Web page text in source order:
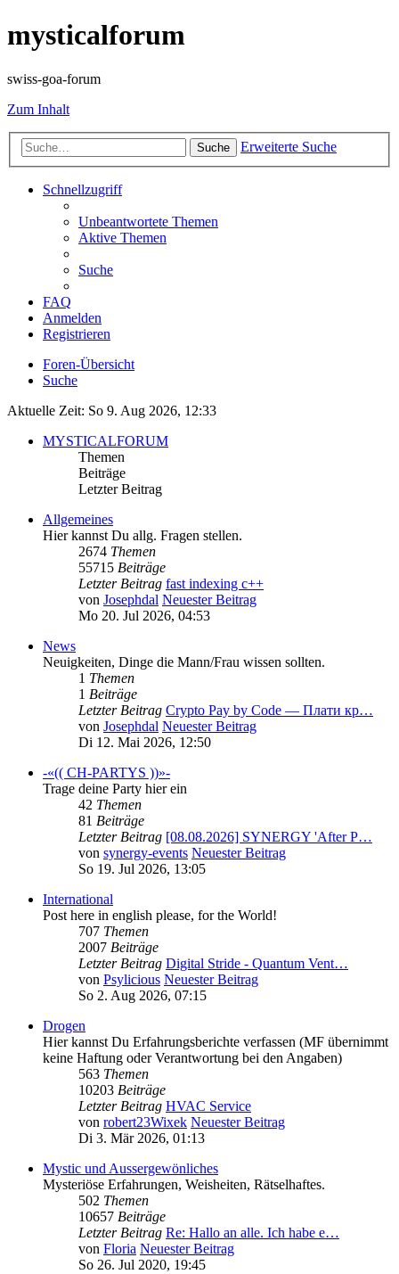
mysticalforum
swiss-goa-forum
Zum Inhalt
Suche Erweiterte Suche
Schnellzugriff
Unbeantwortete Themen
Aktive Themen
Suche
FAQ
Anmelden
Registrieren
Foren-Übersicht
Suche
Aktuelle Zeit: So 9. Aug 2026, 12:33
MYSTICALFORUM
Themen
Beiträge
Letzter Beitrag
Allgemeines
Hier kannst Du allg. Fragen stellen.
2674 Themen
55715 Beiträge
Letzter Beitrag fast indexing c++
von Josephdal Neuester Beitrag
Mo 20. Jul 2026, 04:53
News
Neuigkeiten, Dinge die Mann/Frau wissen sollten.
1 Themen
1 Beiträge
Letzter Beitrag Crypto Pay by Code — Плати кр…
von Josephdal Neuester Beitrag
Di 12. Mai 2026, 12:50
-«(( CH-PARTYS ))»-
Trage deine Party hier ein
42 Themen
81 Beiträge
Letzter Beitrag [08.08.2026] SYNERGY 'After P…
von synergy-events Neuester Beitrag
So 19. Jul 2026, 13:05
International
Post here in english please, for the World!
707 Themen
2007 Beiträge
Letzter Beitrag Digital Stride - Quantum Vent…
von Psylicious Neuester Beitrag
So 2. Aug 2026, 07:15
Drogen
Hier kannst Du Erfahrungsberichte verfassen (MF übernimmt
keine Haftung oder Verantwortung bei den Angaben)
563 Themen
10203 Beiträge
Letzter Beitrag HVAC Service
von robert23Wixek Neuester Beitrag
Di 3. Mär 2026, 01:13
Mystic und Aussergewönliches
Mysteriöse Erfahrungen, Weisheiten, Rätselhaftes.
502 Themen
10657 Beiträge
Letzter Beitrag Re: Hallo an alle. Ich habe e…
von Floria Neuester Beitrag
So 26. Jul 2020, 19:45